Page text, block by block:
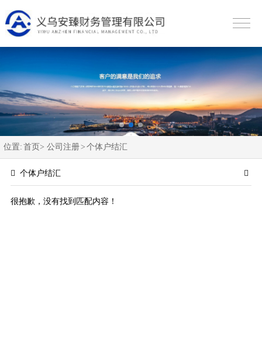
位置: 首页> 公司注册> 个体户结汇
个体户结汇
很抱歉，没有找到匹配内容！